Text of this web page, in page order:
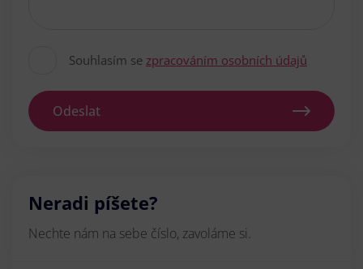
Souhlasím se zpracováním osobních údajů
Odeslat
Neradi píšete?
Nechte nám na sebe číslo, zavoláme si.